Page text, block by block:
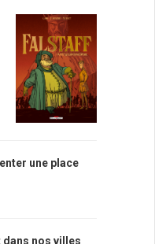
une place
dans nos villes